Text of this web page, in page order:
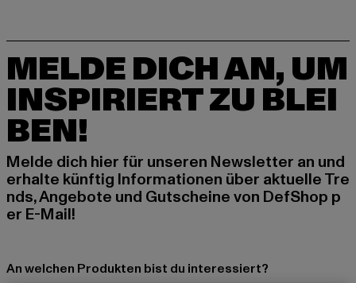
MELDE DICH AN, UM
INSPIRIERT ZU BLEI
BEN!
Melde dich hier für unseren Newsletter an und
erhalte künftig Informationen über aktuelle Tre
nds, Angebote und Gutscheine von DefShop p
er E-Mail!
An welchen Produkten bist du interessiert?